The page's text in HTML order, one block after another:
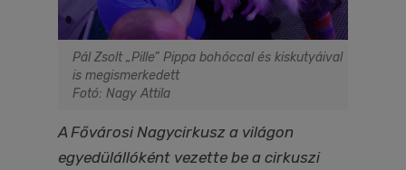
Pál Zsolt „Pille” Pippa bohóccal és kiskutyáival
is megismerkedett
Fotó: Nagy Attila
A Fővárosi Nagycirkusz a világon
egyedülállóként vezette be a cirkuszi